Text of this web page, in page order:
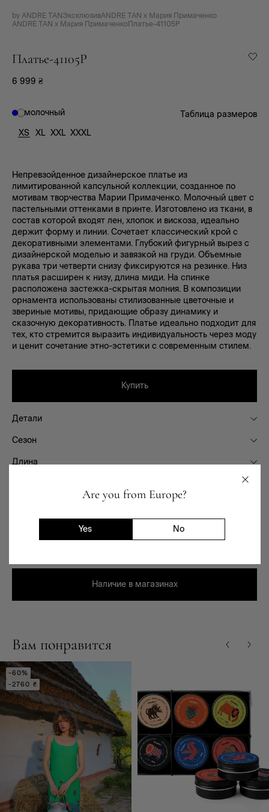
Are you from Europe?
Yes No
by ANDRE TANЭксклюзивANDRE TAN x Мария Примаченко
ANDRE TAN x Мария ПримаченкоПлатье-41105P
Платье-41105P
6 999 ₴
молочный
XS
XL XXL XXXL
Таблица размеров
Непревзойденное дизайнерское платье из
лимитированной капсульной коллекции, созданное по
мотивам творчества Марии Примаченко. Молочный цвет с
пастельными оттенками в принте. Изготовлено из ткани, в
состав которой входят лен, хлопок и вискоза, идеально
держит форму и линии. Сочетает классический крой с
декоративными элементами. Глубокий фигурный вырез с
дизайнерской моделью и завязкой на груди. Объемные
рукава три четверти снизу фиксируются на резинке. Низ
платья расширен к низу, длина миди. На спинке
расположена застежка-скрытая молния. В композиции
орнамента использованы стилизованные цветочные и
звериные мотивы, придающие образу динамику и
сказочную декоративность. Платье идеально подходит для
тех, кто стремится выразить индивидуальность через моду
и ценит сочетание этно-эстетики с современным стилем.
Купить
Детали
Сезон
Длина
Наличие в магазинах
Вам понравится
-60%
-2760 ₴